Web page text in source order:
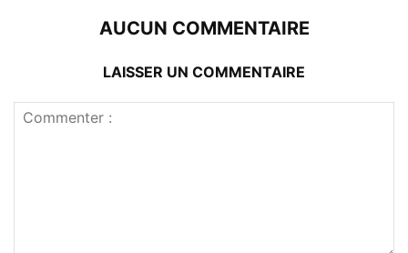
AUCUN COMMENTAIRE
LAISSER UN COMMENTAIRE